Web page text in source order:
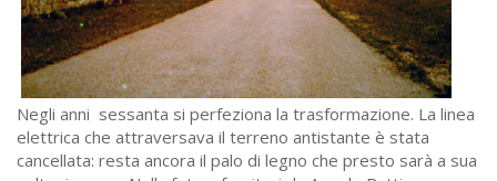
Negli anni sessanta si perfeziona la trasformazione. La linea
elettrica che attraversava il terreno antistante è stata
cancellata: resta ancora il palo di legno che presto sarà a sua